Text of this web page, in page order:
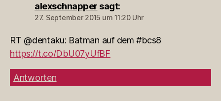
alexschnapper sagt:
27. September 2015 um 11:20 Uhr
RT @dentaku: Batman auf dem #bcs8
https://t.co/DbU07yUfBF
Antworten